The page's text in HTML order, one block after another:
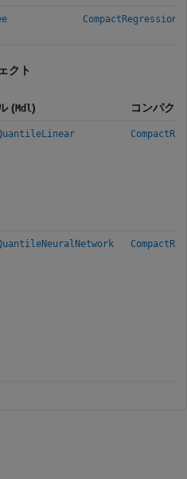
クト
(Mdl)
コンパク